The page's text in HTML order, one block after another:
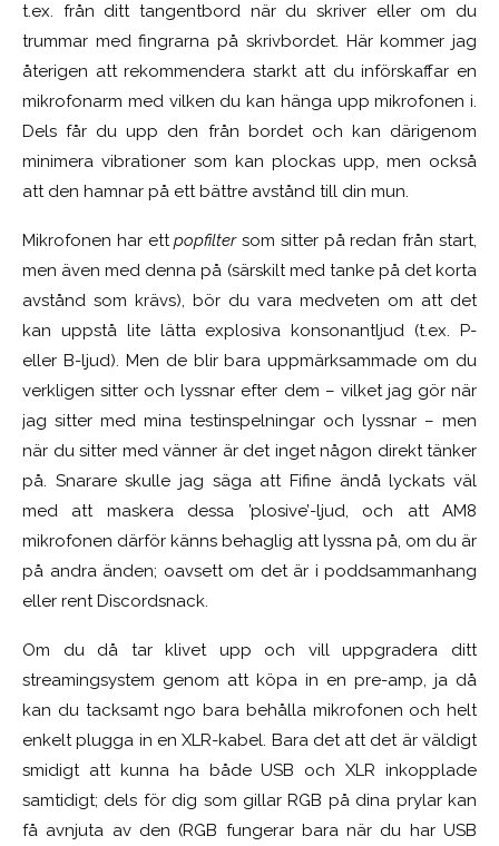
t.ex. från ditt tangentbord när du skriver eller om du
trummar med fingrarna på skrivbordet. Här kommer jag
återigen att rekommendera starkt att du införskaffar en
mikrofonarm med vilken du kan hänga upp mikrofonen i.
Dels får du upp den från bordet och kan därigenom
minimera vibrationer som kan plockas upp, men också
att den hamnar på ett bättre avstånd till din mun.
Mikrofonen har ettpopfiltersom sitter på redan från start,
men även med denna på (särskilt med tanke på det korta
avstånd som krävs), bör du vara medveten om att det
kan uppstå lite lätta explosiva konsonantljud (t.ex. P-
eller B-ljud). Men de blir bara uppmärksammade om du
verkligen sitter och lyssnar efter dem – vilket jag gör när
jag sitter med mina testinspelningar och lyssnar – men
när du sitter med vänner är det inget någon direkt tänker
på. Snarare skulle jag säga att Fifine ändå lyckats väl
med att maskera dessa ’plosive’-ljud, och att AM8
mikrofonen därför känns behaglig att lyssna på, om du är
på andra änden; oavsett om det är i poddsammanhang
eller rent Discordsnack.
Om du då tar klivet upp och vill uppgradera ditt
streamingsystem genom att köpa in en pre-amp, ja då
kan du tacksamt ngo bara behålla mikrofonen och helt
enkelt plugga in en XLR-kabel. Bara det att det är väldigt
smidigt att kunna ha både USB och XLR inkopplade
samtidigt; dels för dig som gillar RGB på dina prylar kan
få avnjuta av den (RGB fungerar bara när du har USB